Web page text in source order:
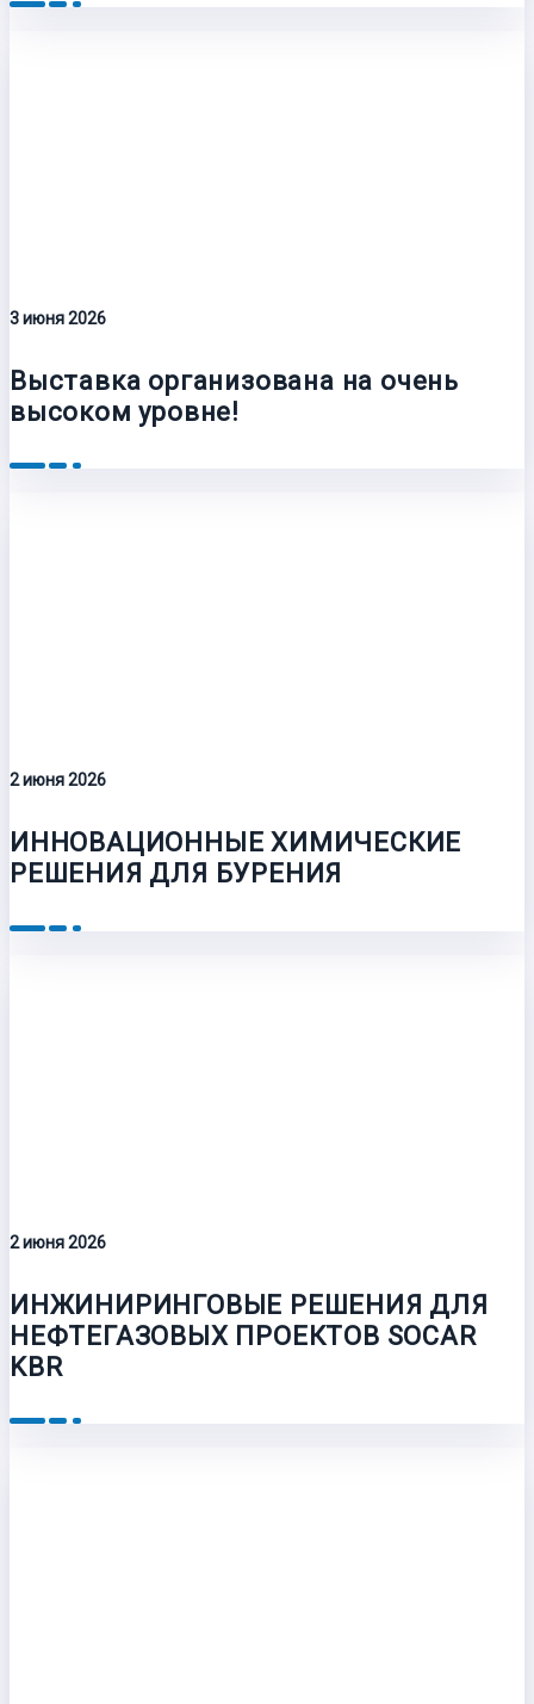
3 июня 2026
Выставка организована на очень
высоком уровне!
2 июня 2026
ИННОВАЦИОННЫЕ ХИМИЧЕСКИЕ
РЕШЕНИЯ ДЛЯ БУРЕНИЯ
2 июня 2026
ИНЖИНИРИНГОВЫЕ РЕШЕНИЯ ДЛЯ
НЕФТЕГАЗОВЫХ ПРОЕКТОВ SOCAR
KBR